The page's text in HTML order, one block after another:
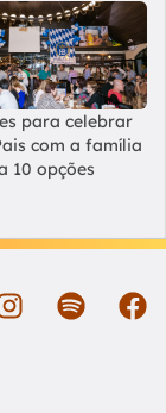
para celebrar
com a família
10 opções